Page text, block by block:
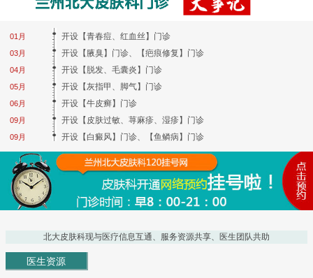
01月
03月
04月
05月
06月
09月
09月
开设【青春痘、红血丝】门诊
开设【腋臭】门诊、【疤痕修复】门诊
开设【脱发、毛囊炎】门诊
开设【灰指甲、脚气】门诊
开设【牛皮癣】门诊
开设【皮肤过敏、荨麻疹、湿疹】门诊
开设【白癜风】门诊、【鱼鳞病】门诊
北大皮肤科现与医疗信息互通、服务资源共享、医生团队共助
医生资源